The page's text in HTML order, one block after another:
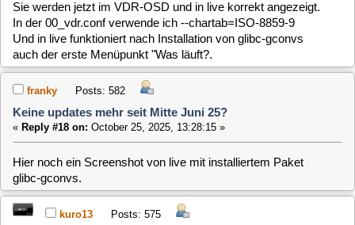
Hier noch ein Screenshot von live mit installiertem Paket
glibc-gconvs.
kuro13 Posts: 575
Keine updates mehr seit Mitte Juni 25?
«Reply #19 on: October 25, 2025, 15:07:07 »
@franky
ich an einen Rückschritt auf 5.5 gedacht - wegen Live)
Ich verwende aber noch das gestrige Update. Funktioniert
das heutige bei dir auch?
Nachtrag: Bei meinen beiden Installationen funktioniert es
erst nach einem reboot. (Systemdatei?)